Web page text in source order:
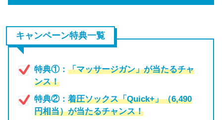
キャンペーン特典一覧
特典①： 「マッサージガン」が当たるチャ
ンス！
特典②： 着圧ソックス「Quick+」（6,490
円相当）が当たるチャンス！